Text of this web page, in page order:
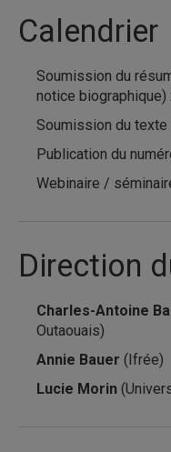
Calendrier
Soumission du
notice biographique)
Soumission du texte
Publication du
Webinaire /
Direction
Charles-Antoine
Outaouais)
Annie Bauer (Ifrée)
Lucie Morin